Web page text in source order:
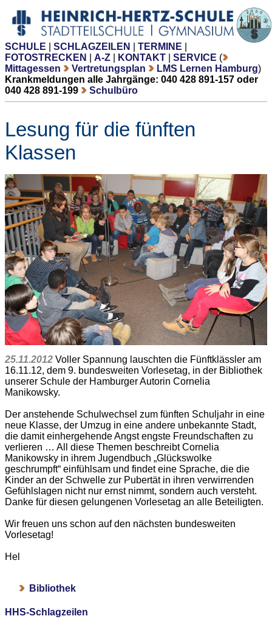
SCHULE SCHLAGZEILEN TERMINE
FOTOSTRECKEN
A-Z KONTAKT SERVICE (
Mittagessen
Vertretungsplan LMS Lernen Hamburg)
Krankmeldungen alle Jahrgänge: 040 428 891-157 oder
040 428 891-199
Schulbüro
Lesung für die fünften
Klassen
25.11.2012 Voller Spannung lauschten die Fünftklässler am
16.11.12, dem 9. bundesweiten Vorlesetag, in der Bibliothek
unserer Schule der Hamburger Autorin Cornelia
Manikowsky.
Der anstehende Schulwechsel zum fünften Schuljahr in eine
neue Klasse, der Umzug in eine andere unbekannte Stadt,
die damit einhergehende Angst engste Freundschaften zu
verlieren … All diese Themen beschreibt Cornelia
Manikowsky in ihrem Jugendbuch „Glückswolke
geschrumpft“ einfühlsam und findet eine Sprache, die die
Kinder an der Schwelle zur Pubertät in ihren verwirrenden
Gefühlslagen nicht nur ernst nimmt, sondern auch versteht.
Danke für diesen gelungenen Vorlesetag an alle Beteiligten.
Wir freuen uns schon auf den nächsten bundesweiten
Vorlesetag!
Hel
Bibliothek
HHS-Schlagzeilen